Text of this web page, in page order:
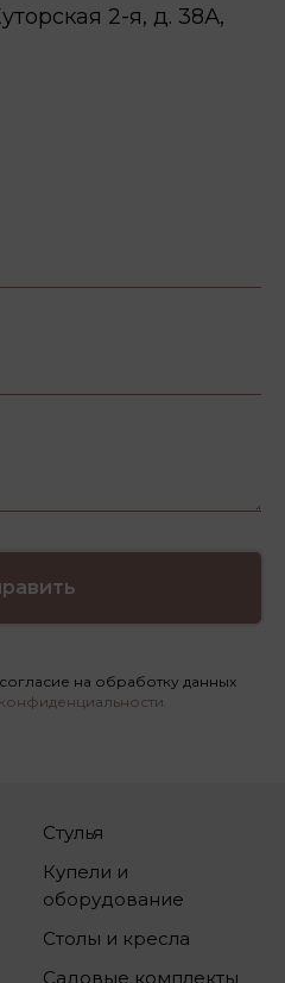
2-я, д. 38А,
на обработку данных
Стулья
Купели и
оборудование
Столы и кресла
Садовые комплекты